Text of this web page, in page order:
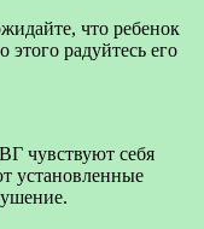
что ребенок
этого радуйтесь его
чувствуют себя
установленные